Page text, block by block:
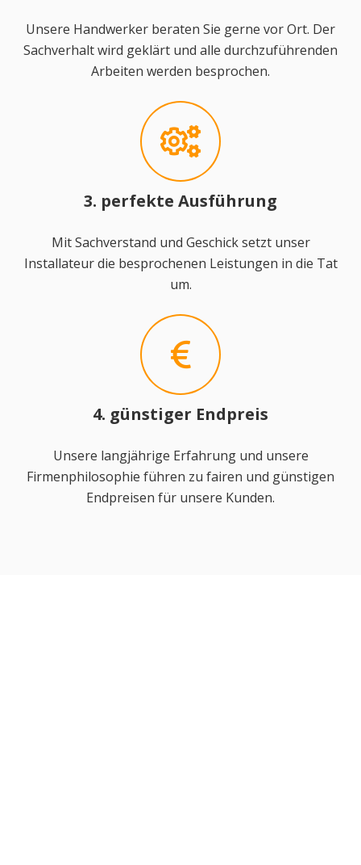
Unsere Handwerker beraten Sie gerne vor Ort. Der
Sachverhalt wird geklärt und alle durchzuführenden
Arbeiten werden besprochen.
3. perfekte Ausführung
Mit Sachverstand und Geschick setzt unser
Installateur die besprochenen Leistungen in die Tat
um.
4. günstiger Endpreis
Unsere langjährige Erfahrung und unsere
Firmenphilosophie führen zu fairen und günstigen
Endpreisen für unsere Kunden.